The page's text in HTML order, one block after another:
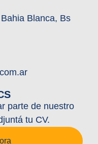
Blanca, Bs
parte de nuestro
tu CV.